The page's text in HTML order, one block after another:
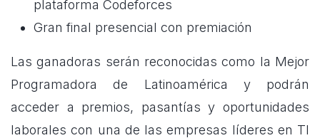
plataforma Codeforces
Gran final presencial con premiación
Las ganadoras serán reconocidas como la Mejor
Programadora de Latinoamérica y podrán
acceder a premios, pasantías y oportunidades
laborales con una de las empresas líderes en TI